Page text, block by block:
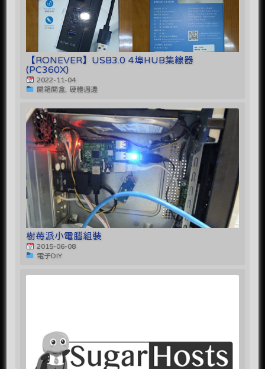
【RONEVER】USB3.0 4埠HUB集線器
(PC360X)
2022-11-04
開箱開盒, 硬體週邊
樹苺派小電腦組裝
2015-06-08
電子DIY